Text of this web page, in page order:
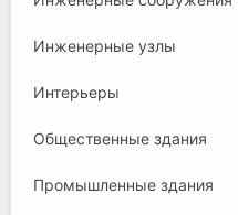
Инженерные узлы
Интерьеры
Общественные здания
Промышленные здания